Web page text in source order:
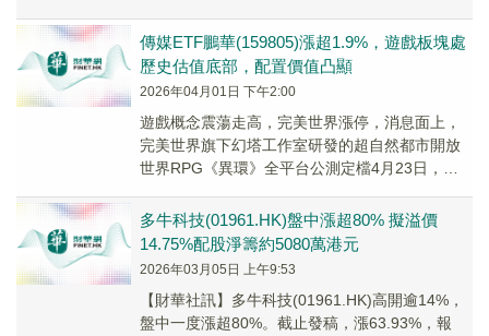
傳媒ETF鵬華(159805)漲超1.9%，遊戲板塊處
歷史估值底部，配置價值凸顯
2026年04月01日 下午2:00
遊戲概念震蕩走高，完美世界漲停，消息面上，
完美世界旗下幻塔工作室研發的超自然都市開放
世界RPG《異環》全平台公測定檔4月23日，目
多牛科技(01961.HK)盤中漲超80% 擬溢價
14.75%配股淨籌約5080萬港元
2026年03月05日 上午9:53
​【財華社訊】多牛科技(01961.HK)高開逾14%，
盤中一度漲超80%。截止發稿，漲63.93%，報